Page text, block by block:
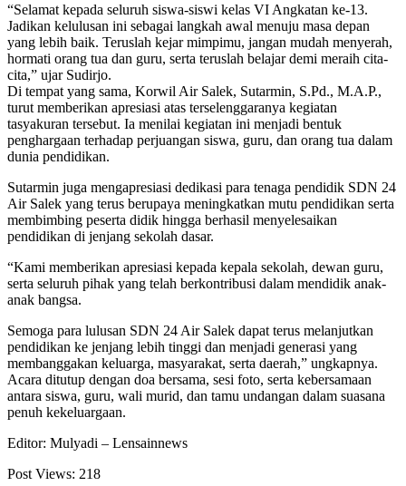
“Selamat kepada seluruh siswa-siswi kelas VI Angkatan ke-13.
Jadikan kelulusan ini sebagai langkah awal menuju masa depan
yang lebih baik. Teruslah kejar mimpimu, jangan mudah menyerah,
hormati orang tua dan guru, serta teruslah belajar demi meraih cita-
cita,” ujar Sudirjo.
Di tempat yang sama, Korwil Air Salek, Sutarmin, S.Pd., M.A.P.,
turut memberikan apresiasi atas terselenggaranya kegiatan
tasyakuran tersebut. Ia menilai kegiatan ini menjadi bentuk
penghargaan terhadap perjuangan siswa, guru, dan orang tua dalam
dunia pendidikan.
Sutarmin juga mengapresiasi dedikasi para tenaga pendidik SDN 24
Air Salek yang terus berupaya meningkatkan mutu pendidikan serta
membimbing peserta didik hingga berhasil menyelesaikan
pendidikan di jenjang sekolah dasar.
“Kami memberikan apresiasi kepada kepala sekolah, dewan guru,
serta seluruh pihak yang telah berkontribusi dalam mendidik anak-
anak bangsa.
Semoga para lulusan SDN 24 Air Salek dapat terus melanjutkan
pendidikan ke jenjang lebih tinggi dan menjadi generasi yang
membanggakan keluarga, masyarakat, serta daerah,” ungkapnya.
Acara ditutup dengan doa bersama, sesi foto, serta kebersamaan
antara siswa, guru, wali murid, dan tamu undangan dalam suasana
penuh kekeluargaan.
Editor: Mulyadi – Lensainnews
Post Views: 218